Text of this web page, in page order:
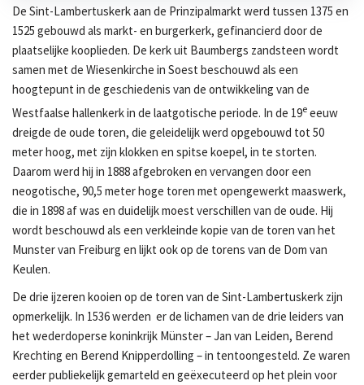
De Sint-Lambertuskerk aan de Prinzipalmarkt werd tussen 1375 en
1525 gebouwd als markt- en burgerkerk, gefinancierd door de
plaatselijke kooplieden. De kerk uit Baumbergs zandsteen wordt
samen met de Wiesenkirche in Soest beschouwd als een
hoogtepunt in de geschiedenis van de ontwikkeling van de
Westfaalse hallenkerk in de laatgotische periode. In de 19e eeuw
dreigde de oude toren, die geleidelijk werd opgebouwd tot 50
meter hoog, met zijn klokken en spitse koepel, in te storten.
Daarom werd hij in 1888 afgebroken en vervangen door een
neogotische, 90,5 meter hoge toren met opengewerkt maaswerk,
die in 1898 af was en duidelijk moest verschillen van de oude. Hij
wordt beschouwd als een verkleinde kopie van de toren van het
Munster van Freiburg en lijkt ook op de torens van de Dom van
Keulen.
De drie ijzeren kooien op de toren van de Sint-Lambertuskerk zijn
opmerkelijk. In 1536 werden er de lichamen van de drie leiders van
het wederdoperse koninkrijk Münster – Jan van Leiden, Berend
Krechting en Berend Knipperdolling – in tentoongesteld. Ze waren
eerder publiekelijk gemarteld en geëxecuteerd op het plein voor